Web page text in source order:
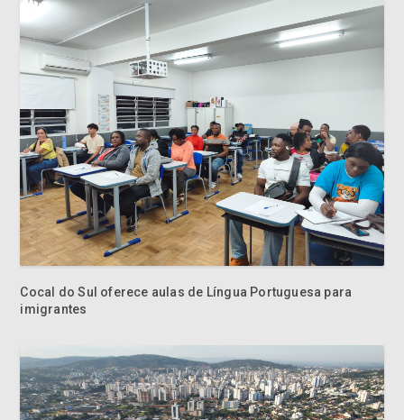
Cocal do Sul oferece aulas de Língua Portuguesa para
imigrantes